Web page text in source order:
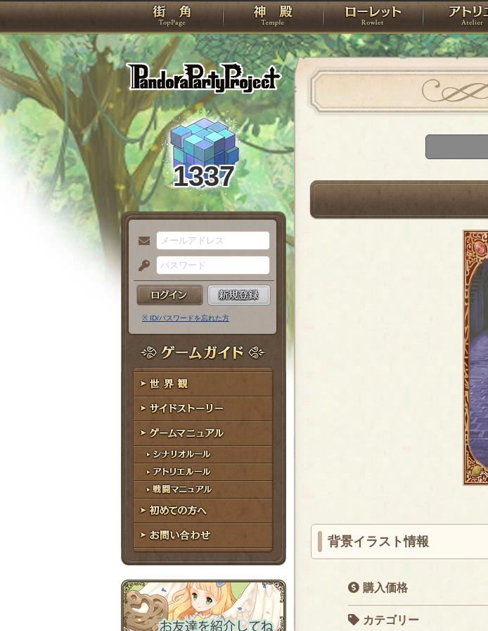
PandoraPartyProject
TOP 神殿 ローレット
1337
メ
ー
ル
ア
ド
レ
ス
パ
ス
ー
ド
※ ID/パスワードを忘れた方
ゲームガイド
世界観
サイドストーリー
ゲームマニュアル
シナリオルール
アトリエルール
戦闘マニュアル
初めての方へ
お問い合わせ
背景イラスト情報
購入価格
カテゴリー